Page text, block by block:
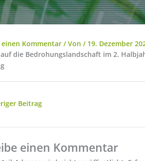
einen Kommentar / Von / 19. Dezember
die Bedrohungslandschaft im 2.
Beitrag
einen Kommentar